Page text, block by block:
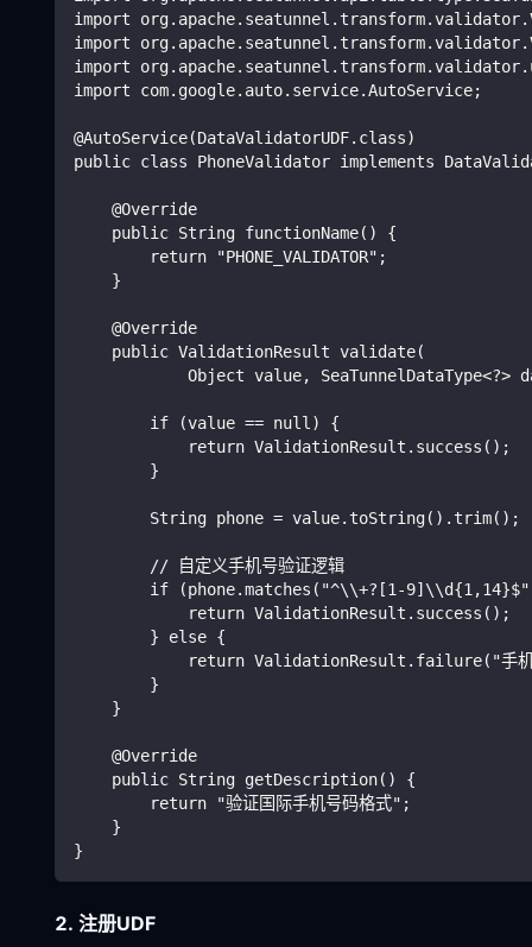
import
import
import
import com.google.auto.service.AutoService;
@AutoService(DataValidatorUDF.class)
public class PhoneValidator implements
    @Override
    public String functionName() {
        return "PHONE_VALIDATOR";
    }
    @Override
    public ValidationResult validate(
Object value, SeaTunnelDataType<?>
        if (value == null) {
            return ValidationResult.success();
        }
        String phone = value.toString().trim();
        // 自定义手机号验证逻辑
if (phone.matches("^\\+?[1-
            return ValidationResult.success();
        } else {
return ValidationResult.failure("手
        }
    }
    @Override
    public String getDescription() {
        return "验证国际手机号码格式";
    }
}
2. 注册UDF